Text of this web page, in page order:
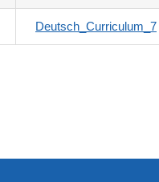
Deutsch_Curriculum_7